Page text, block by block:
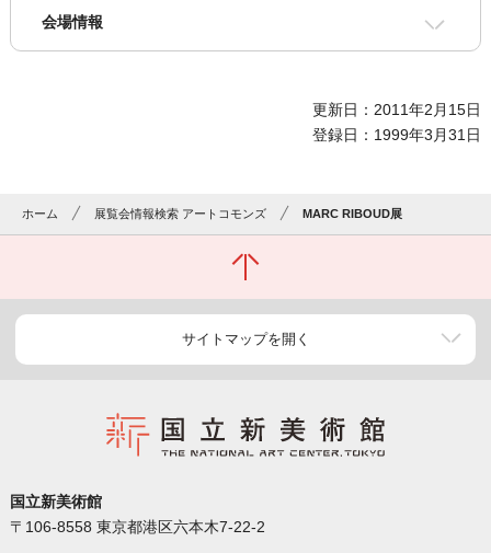
会場情報
更新日：2011年2月15日
登録日：1999年3月31日
ホーム 展覧会情報検索 アートコモンズ MARC RIBOUD展
サイトマップを開く
国立新美術館
〒106-8558 東京都港区六本木7-22-2